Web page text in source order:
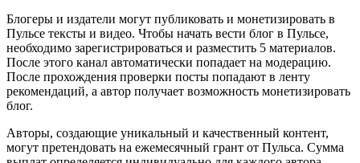
Блогеры и издатели могут публиковать и монетизировать в
Пульсе тексты и видео. Чтобы начать вести блог в Пульсе,
необходимо зарегистрироваться и разместить 5 материалов.
После этого канал автоматически попадает на модерацию.
После прохождения проверки посты попадают в ленту
рекомендаций, а автор получает возможность монетизировать
блог.
Авторы, создающие уникальный и качественный контент,
могут претендовать на ежемесячный грант от Пульса. Сумма